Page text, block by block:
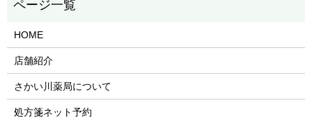
HOME
店舗紹介
さかい川薬局について
処方箋ネット予約